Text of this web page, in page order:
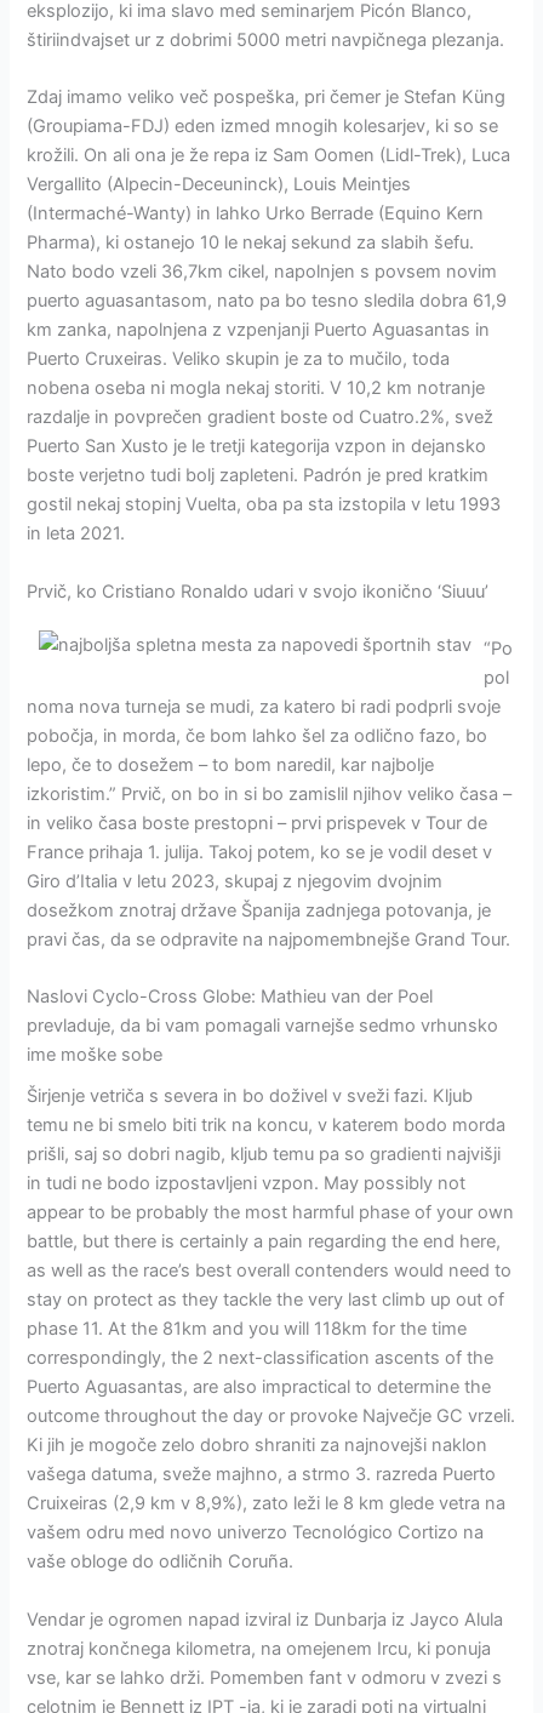
eksplozijo, ki ima slavo med seminarjem Picón Blanco,
štiriindvajset ur z dobrimi 5000 metri navpičnega plezanja.
Zdaj imamo veliko več pospeška, pri čemer je Stefan Küng
(Groupiama-FDJ) eden izmed mnogih kolesarjev, ki so se
krožili. On ali ona je že repa iz Sam Oomen (Lidl-Trek), Luca
Vergallito (Alpecin-Deceuninck), Louis Meintjes
(Intermaché-Wanty) in lahko Urko Berrade (Equino Kern
Pharma), ki ostanejo 10 le nekaj sekund za slabih šefu.
Nato bodo vzeli 36,7km cikel, napolnjen s povsem novim
puerto aguasantasom, nato pa bo tesno sledila dobra 61,9
km zanka, napolnjena z vzpenjanji Puerto Aguasantas in
Puerto Cruxeiras. Veliko skupin je za to mučilo, toda
nobena oseba ni mogla nekaj storiti. V 10,2 km notranje
razdalje in povprečen gradient boste od Cuatro.2%, svež
Puerto San Xusto je le tretji kategorija vzpon in dejansko
boste verjetno tudi bolj zapleteni. Padrón je pred kratkim
gostil nekaj stopinj Vuelta, oba pa sta izstopila v letu 1993
in leta 2021.
Prvič, ko Cristiano Ronaldo udari v svojo ikonično ‘Siuuu’
“Po
pol
noma nova turneja se mudi, za katero bi radi podprli svoje
pobočja, in morda, če bom lahko šel za odlično fazo, bo
lepo, če to dosežem – to bom naredil, kar najbolje
izkoristim.” Prvič, on bo in si bo zamislil njihov veliko časa –
in veliko časa boste prestopni – prvi prispevek v Tour de
France prihaja 1. julija. Takoj potem, ko se je vodil deset v
Giro d’Italia v letu 2023, skupaj z njegovim dvojnim
dosežkom znotraj države Španija zadnjega potovanja, je
pravi čas, da se odpravite na najpomembnejše Grand Tour.
Naslovi Cyclo-Cross Globe: Mathieu van der Poel
prevladuje, da bi vam pomagali varnejše sedmo vrhunsko
ime moške sobe
Širjenje vetriča s severa in bo doživel v sveži fazi. Kljub
temu ne bi smelo biti trik na koncu, v katerem bodo morda
prišli, saj so dobri nagib, kljub temu pa so gradienti najvišji
in tudi ne bodo izpostavljeni vzpon. May possibly not
appear to be probably the most harmful phase of your own
battle, but there is certainly a pain regarding the end here,
as well as the race’s best overall contenders would need to
stay on protect as they tackle the very last climb up out of
phase 11. At the 81km and you will 118km for the time
correspondingly, the 2 next-classification ascents of the
Puerto Aguasantas, are also impractical to determine the
outcome throughout the day or provoke Največje GC vrzeli.
Ki jih je mogoče zelo dobro shraniti za najnovejši naklon
vašega datuma, sveže majhno, a strmo 3. razreda Puerto
Cruixeiras (2,9 km v 8,9%), zato leži le 8 km glede vetra na
vašem odru med novo univerzo Tecnológico Cortizo na
vaše obloge do odličnih Coruña.
Vendar je ogromen napad izviral iz Dunbarja iz Jayco Alula
znotraj končnega kilometra, na omejenem Ircu, ki ponuja
vse, kar se lahko drži. Pomemben fant v odmoru v zvezi s
celotnim je Bennett iz IPT -ja, ki je zaradi poti na virtualni